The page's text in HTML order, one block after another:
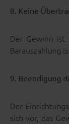
8. Keine
Der Gewinn ist
Barauszahlung
9. Beendigung
Der
sich vor, das